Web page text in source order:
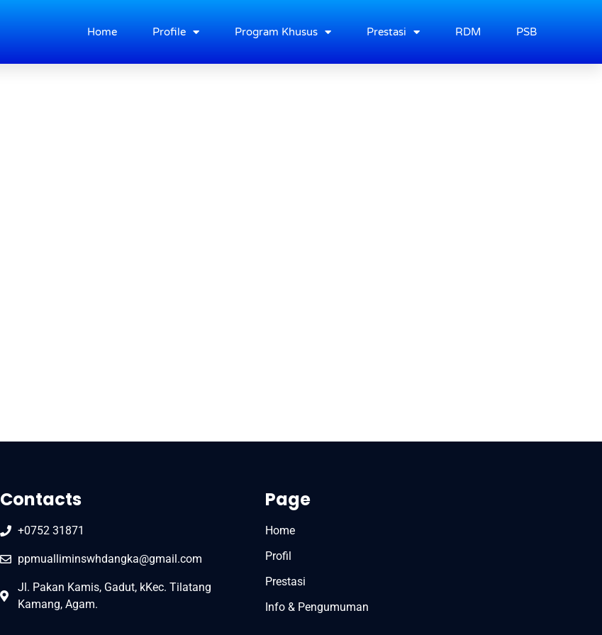
Home Profile Program Khusus Prestasi RDM PSB
Contacts
+0752 31871
ppmualliminswhdangka@gmail.com
Jl. Pakan Kamis, Gadut, kKec. Tilatang
Kamang, Agam.
Page
Home
Profil
Prestasi
Info & Pengumuman